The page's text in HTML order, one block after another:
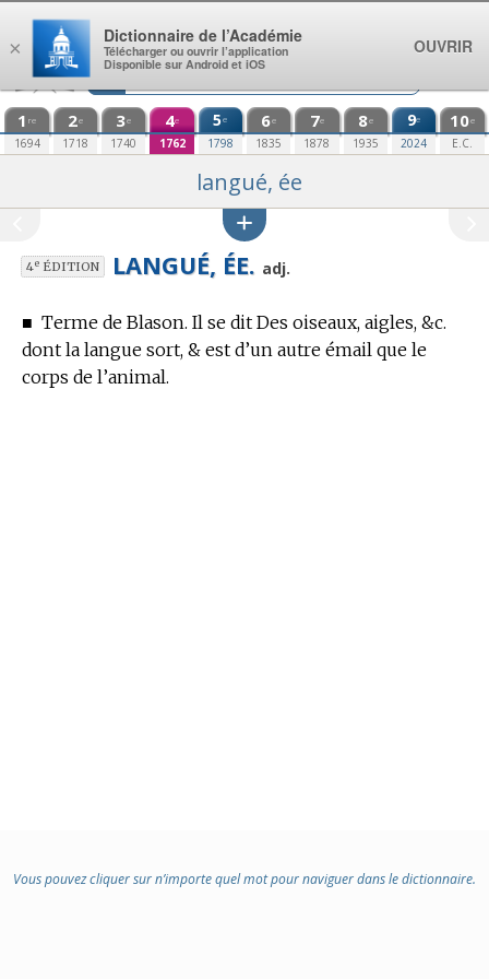
Aller au contenu
1 re
1694
2e
1718
3e
1740
4e
1762
5e
1798
6e
1835
7e
1878
8e
1935
9e
2024
10e
E.C.
langué, ée
4eÉDITION LANGUÉ, ÉE. adj.
■ Terme de Blason. Il se dit Des oiseaux, aigles, &c.
dont la langue sort, & est d’un autre émail que le
corps de l’animal.
Vous pouvez cliquer sur n’importe quel mot pour naviguer dans le dictionnaire.
×
Dictionnaire de l’Académie
Télécharger ou ouvrir l’application
Disponible sur Android et iOS
OUVRIR